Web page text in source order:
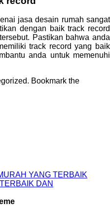
jasa desain rumah sangat
dengan baik track record
Pastikan bahwa anda
track record yang baik
anda untuk memenuhi
Bookmark the
YANG TERBAIK
DAN